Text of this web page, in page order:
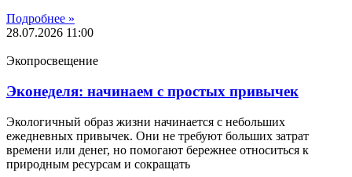
Подробнее »
28.07.2026 11:00
Экопросвещение
Эконеделя: начинаем с простых привычек
Экологичный образ жизни начинается с небольших
ежедневных привычек. Они не требуют больших затрат
времени или денег, но помогают бережнее относиться к
природным ресурсам и сокращать